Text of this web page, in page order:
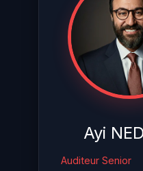
Ayi
Auditeur Senior